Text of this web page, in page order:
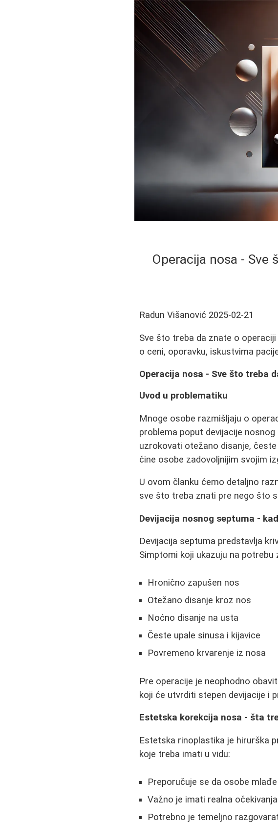
Operacija nosa -
Radun Višanović 2025-02-21
Sve što treba da znate o
o ceni, oporavku, iskustvima
Operacija nosa - Sve što treba
Uvod u problematiku
Mnoge osobe razmišljaju o
problema poput devijacije
uzrokovati otežano disanje,
čine osobe zadovoljnijim svojim
U ovom članku ćemo detaljno
sve što treba znati pre nego što
Devijacija nosnog septuma -
Devijacija septuma predstavlja
Simptomi koji ukazuju na potrebu
Hronično zapušen nos
Otežano disanje kroz nos
Noćno disanje na usta
Česte upale sinusa i kijavice
Povremeno krvarenje iz nosa
Pre operacije je neophodno
koji će utvrditi stepen devijacije i
Estetska korekcija nosa - šta
Estetska rinoplastika je hirurška
koje treba imati u vidu:
Preporučuje se da osobe
Važno je imati realna
Potrebno je temeljno